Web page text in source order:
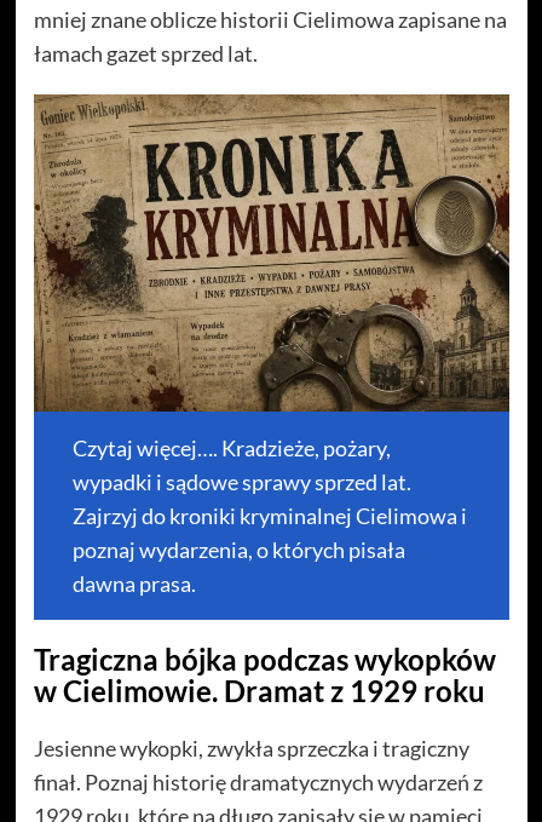
mniej znane oblicze historii Cielimowa zapisane na
łamach gazet sprzed lat.
Czytaj więcej…. Kradzieże, pożary,
wypadki i sądowe sprawy sprzed lat.
Zajrzyj do kroniki kryminalnej Cielimowa i
poznaj wydarzenia, o których pisała
dawna prasa.
Tragiczna bójka podczas wykopków
w Cielimowie. Dramat z 1929 roku
Jesienne wykopki, zwykła sprzeczka i tragiczny
finał. Poznaj historię dramatycznych wydarzeń z
1929 roku, które na długo zapisały się w pamięci